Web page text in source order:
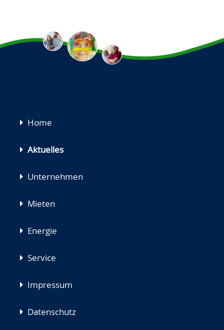
Navigation
Home
Aktuelles
Unternehmen
Mieten
Energie
Service
Impressum
Datenschutz